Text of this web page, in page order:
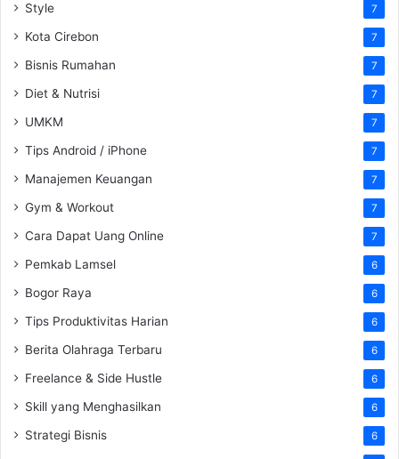
Style 7
Kota Cirebon 7
Bisnis Rumahan 7
Diet & Nutrisi 7
UMKM 7
Tips Android / iPhone 7
Manajemen Keuangan 7
Gym & Workout 7
Cara Dapat Uang Online 7
Pemkab Lamsel 6
Bogor Raya 6
Tips Produktivitas Harian 6
Berita Olahraga Terbaru 6
Freelance & Side Hustle 6
Skill yang Menghasilkan 6
Strategi Bisnis 6